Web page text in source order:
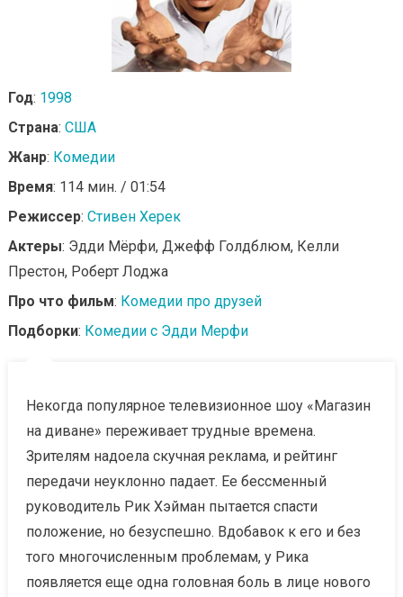
Год: 1998
Страна: США
Жанр: Комедии
Время: 114 мин. / 01:54
Режиссер: Стивен Херек
Актеры: Эдди Мёрфи, Джефф Голдблюм, Келли
Престон, Роберт Лоджа
Про что фильм: Комедии про друзей
Подборки: Комедии с Эдди Мерфи
Некогда популярное телевизионное шоу «Магазин
на диване» переживает трудные времена.
Зрителям надоела скучная реклама, и рейтинг
передачи неуклонно падает. Ее бессменный
руководитель Рик Хэйман пытается спасти
положение, но безуспешно. Вдобавок к его и без
того многочисленным проблемам, у Рика
появляется еще одна головная боль в лице нового